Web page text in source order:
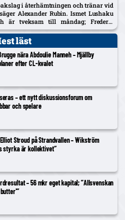
i återhämtningen och tränar vid
Alexander Rubin. Ismet Lushaku
är tveksam till måndag; Frederic
bollpass.
läst
nära Abdoulie Manneh – Mjällby
efter CL-kvalet
– ett nytt diskussionsforum om
och spelare
Stroud på Strandvallen – Wikström
styrka är kollektivet”
– 56 mkr eget kapital; ”Allsvenskan